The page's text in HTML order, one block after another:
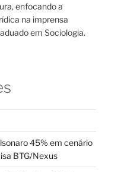
enfocando a
na imprensa
em Sociologia.
45% em cenário
BTG/Nexus